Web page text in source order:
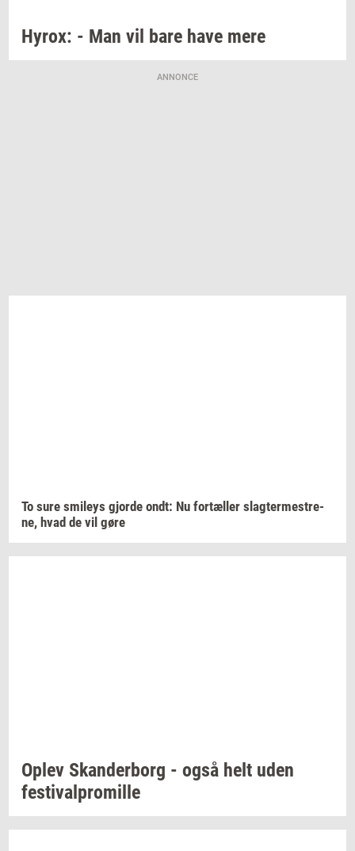
Hyrox: - Man vil bare have mere
ANNONCE
To sure smileys gjor­de ondt: Nu for­tæl­ler slag­ter­me­stre­
ne, hvad de vil gøre
Oplev Skan­der­borg - også helt uden
festi­val­pro­mil­le